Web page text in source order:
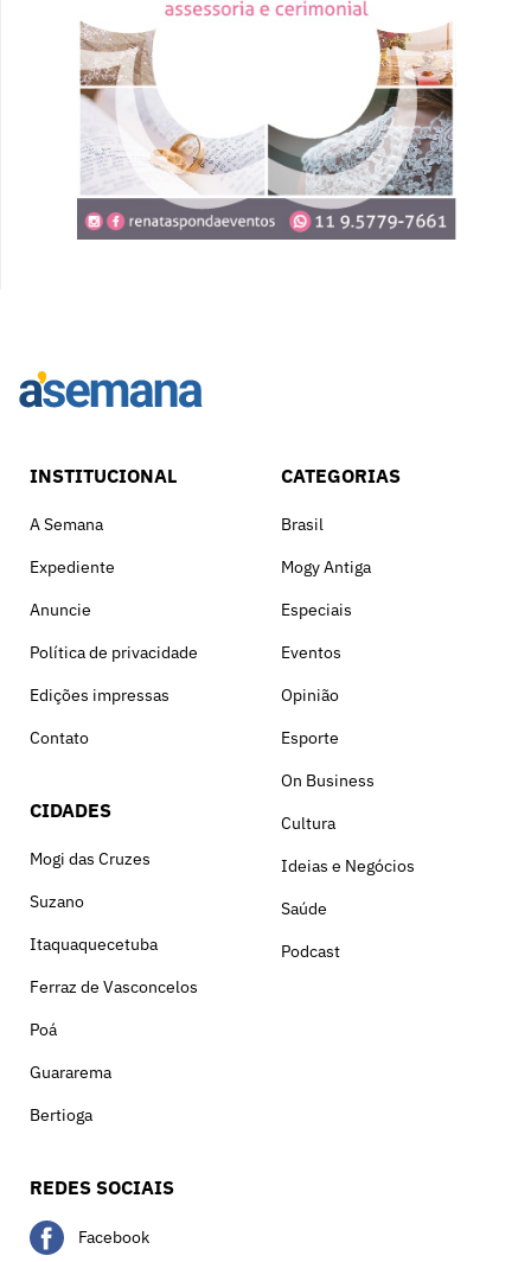
INSTITUCIONAL
A Semana
Expediente
Anuncie
Política de privacidade
Edições impressas
Contato
CIDADES
Mogi das Cruzes
Suzano
Itaquaquecetuba
Ferraz de Vasconcelos
Poá
Guararema
Bertioga
CATEGORIAS
Brasil
Mogy Antiga
Especiais
Eventos
Opinião
Esporte
On Business
Cultura
Ideias e Negócios
Saúde
Podcast
REDES SOCIAIS
Facebook